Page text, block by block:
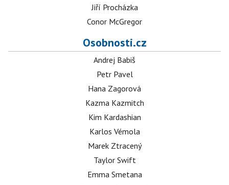
Jiří Procházka
Conor McGregor
Osobnosti.cz
Andrej Babiš
Petr Pavel
Hana Zagorová
Kazma Kazmitch
Kim Kardashian
Karlos Vémola
Marek Ztracený
Taylor Swift
Emma Smetana